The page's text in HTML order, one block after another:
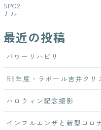
SPO2
ナル
につ
い
て・
・・
最近の投稿
パワーリハビリ
R6年度・ラポール吉井クリ
ハロウィン記念撮影
インフルエンザと新型コロ